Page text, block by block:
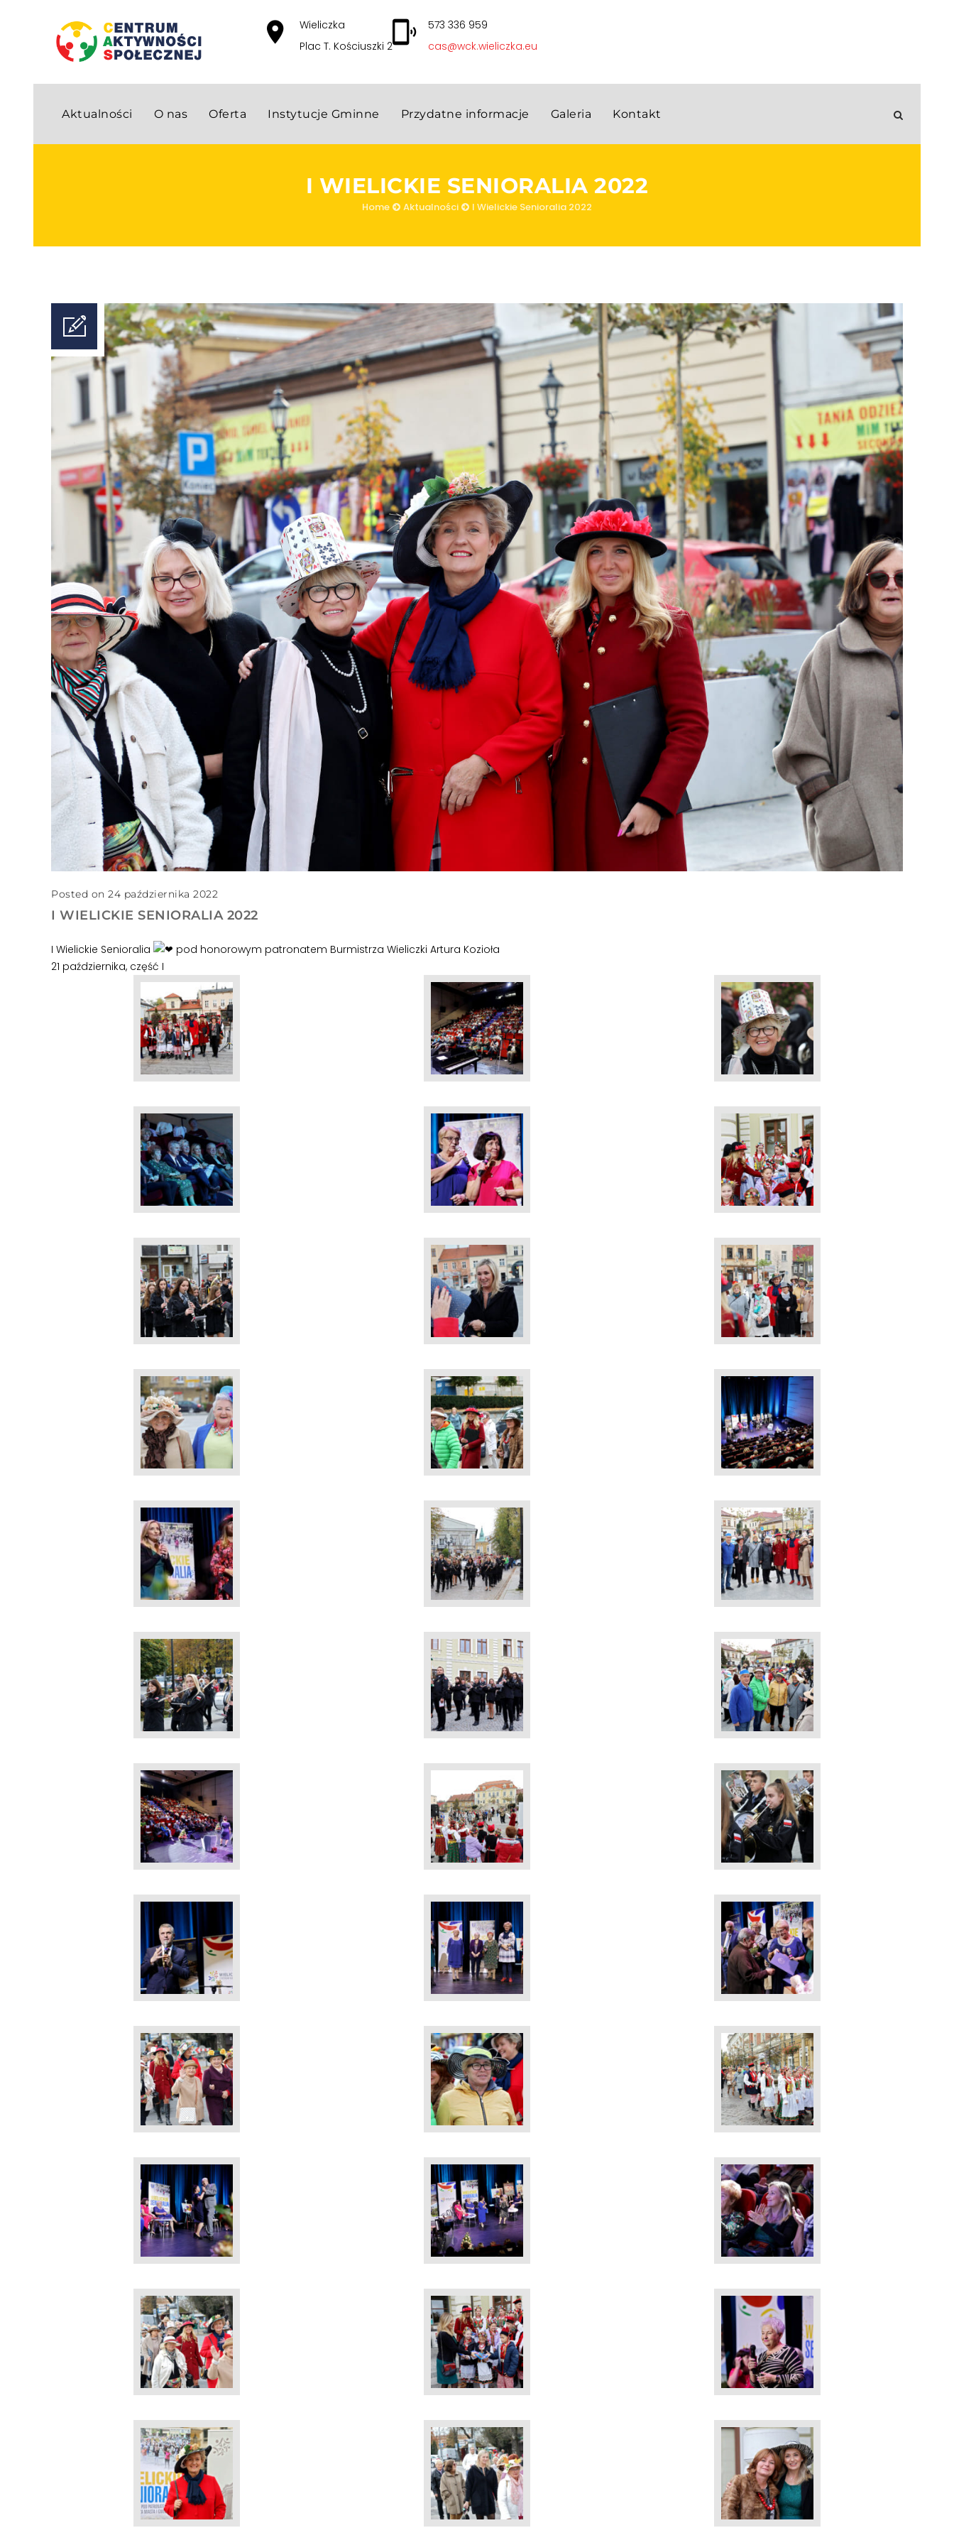
Wieliczka
Plac T. Kościuszki 2
573 336 959
cas@wck.wieliczka.eu
Aktualności O nas Oferta Instytucje Gminne Przydatne informacje Galeria Kontakt
I WIELICKIE SENIORALIA 2022
Home Aktualności I Wielickie Senioralia 2022
Posted on 24 października 2022
I WIELICKIE SENIORALIA 2022
I Wielickie Senioralia
pod honorowym patronatem Burmistrza Wieliczki Artura Kozioła
21 października, część I